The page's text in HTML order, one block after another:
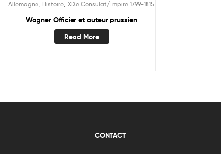
Allemagne Histoire XIXe Consulat/Empire 1799-1815
Wagner Officier et auteur prussien
Read More
CONTACT